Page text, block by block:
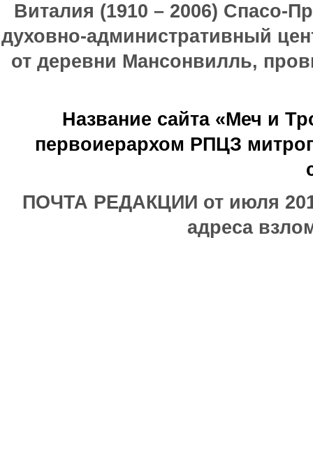
Виталия (1910 – 2006) Спасо-
духовно-административный
от деревни Мансонвилль,
Название сайта «Меч и
первоиерархом РПЦЗ
ПОЧТА РЕДАКЦИИ от июля
адреса